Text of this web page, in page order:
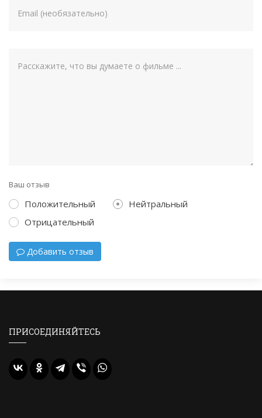
Ваш отзыв
Положительный
Нейтральный
Отрицательный
Добавить отзыв
ПРИСОЕДИНЯЙТЕСЬ